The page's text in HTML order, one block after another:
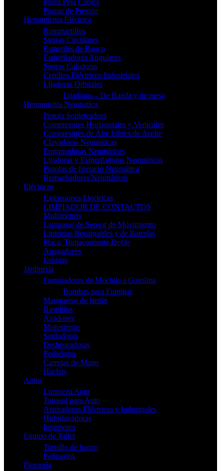
Pinza Pela Cables
Pinzas de Presión
Herramienta Eléctrica
Rotomartillos
Sierras Circulares
Esmeriles de Banco
Esmeriladoras Angulares
Sierras Caladoras
Cepillos Eléctricos Industriales
Lijadoras Orbitales
Lijadoras – De Banda y de mesa
Herramienta Neumatica
Pistola Sopleteadora
Compresores Horizontales y Verticales
Compresores de Aire Libres de Aceite
Clavadoras Neumáticas
Engrapadoras Neumáticas
Lijadoras y Esmeriladoras Neumáticas
Pistolas de Impacto Neumática
Remachadoras Neumáticas
Eléctricos
Extensiones Electricas
LIMPIADOR DE CONTACTOS
Multímetros
Lamparas de Sensor de Movimiento
Linternas Recargables y de Baterías
Placa/ Tomacorriente Doble
Apagadores
Espigas
Jardinería
Fumigadores de Mochila a Gasolina
Bombas para Fumigar
Mangueras de jardín
Rastrillos
Azadones
Motosierras
Sopladoras
Desbrozadoras
Podadoras
Carretas de Mano
Hachas
Autos
Limpieza Auto
Tapasol para Auto
Aspiradoras Eléctricas y Industriales
Hidrolavadoras
Inversores
Equipo de Taller
Tornillo de banco
Polipastos
Plomería